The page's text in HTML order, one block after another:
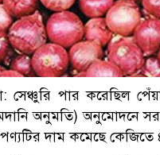
সেঞ্চুরি পার করেছিল
অনুমতি) অনুমোদনে
দাম কমেছে কেজিতে